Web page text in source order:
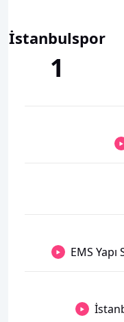
İstanbulspor
1
EMS